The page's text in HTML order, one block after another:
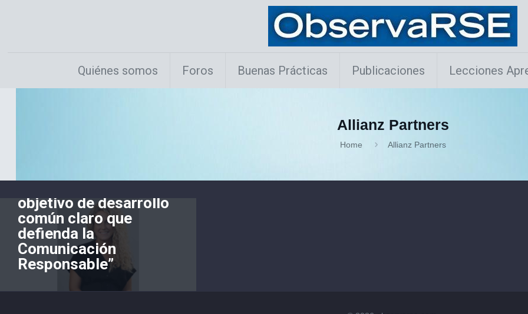
Quiénes somos Foros Buenas Prácticas Publicaciones Lecciones
Allianz Partners
Home Allianz Partners
objetivo de desarrollo
común claro que
defienda la
Comunicación
Responsable”